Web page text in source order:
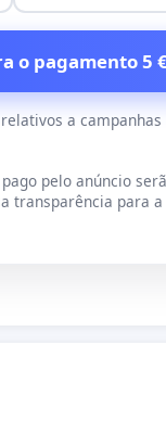
o pagamento 5
a
pelo anúncio
transparência para